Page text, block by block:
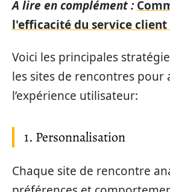
A lire en complément :
l'efficacité du service client
Voici les principales
les sites de rencontres pour
l’expérience utilisateur:
1. Personnalisation
Chaque site de rencontre